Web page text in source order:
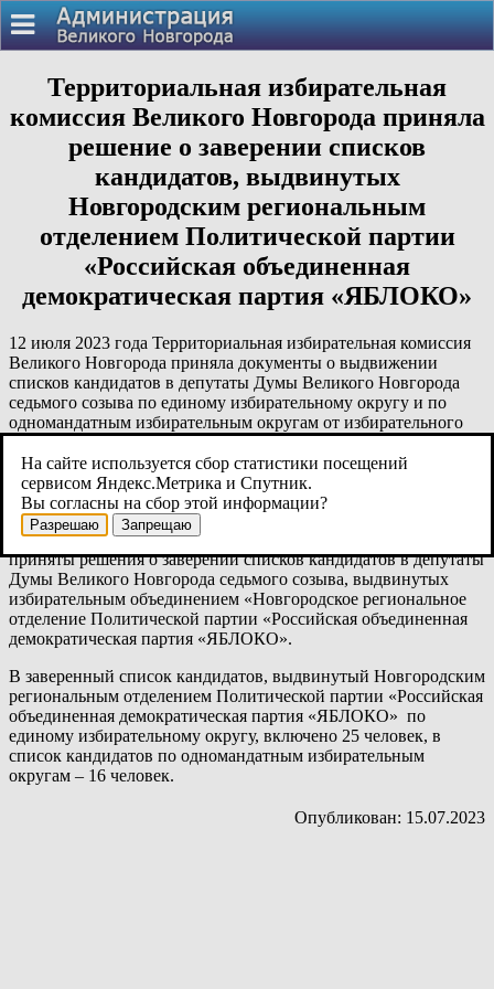
Территориальная избирательная
комиссия Великого Новгорода приняла
решение о заверении списков
кандидатов, выдвинутых
Новгородским региональным
отделением Политической партии
«Российская объединенная
демократическая партия «ЯБЛОКО»
12 июля 2023 года Территориальная избирательная комиссия
Великого Новгорода приняла документы о выдвижении
списков кандидатов в депутаты Думы Великого Новгорода
седьмого созыва по единому избирательному округу и по
одномандатным избирательным округам от избирательного
объединения «Новгородское региональное отделение
Политической партии «Российская объединенная
демократическая партия «ЯБЛОКО».
На заседании Территориальной избирательной комиссии
Великого Новгорода, которое состоялось 14 июля 2023 года,
приняты решения о заверении списков кандидатов в депутаты
Думы Великого Новгорода седьмого созыва, выдвинутых
избирательным объединением «Новгородское региональное
отделение Политической партии «Российская объединенная
демократическая партия «ЯБЛОКО».
В заверенный список кандидатов, выдвинутый Новгородским
региональным отделением Политической партии «Российская
объединенная демократическая партия «ЯБЛОКО» по
единому избирательному округу, включено 25 человек, в
список кандидатов по одномандатным избирательным
округам – 16 человек.
Опубликован: 15.07.2023
На сайте используется сбор статистики посещений
сервисом Яндекс.Метрика и Спутник.
Вы согласны на сбор этой информации?
Разрешаю Запрещаю